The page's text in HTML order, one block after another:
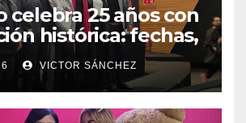
celebra 25 años con
histórica: fechas,
y todo lo que
VICTOR SÁNCHEZ